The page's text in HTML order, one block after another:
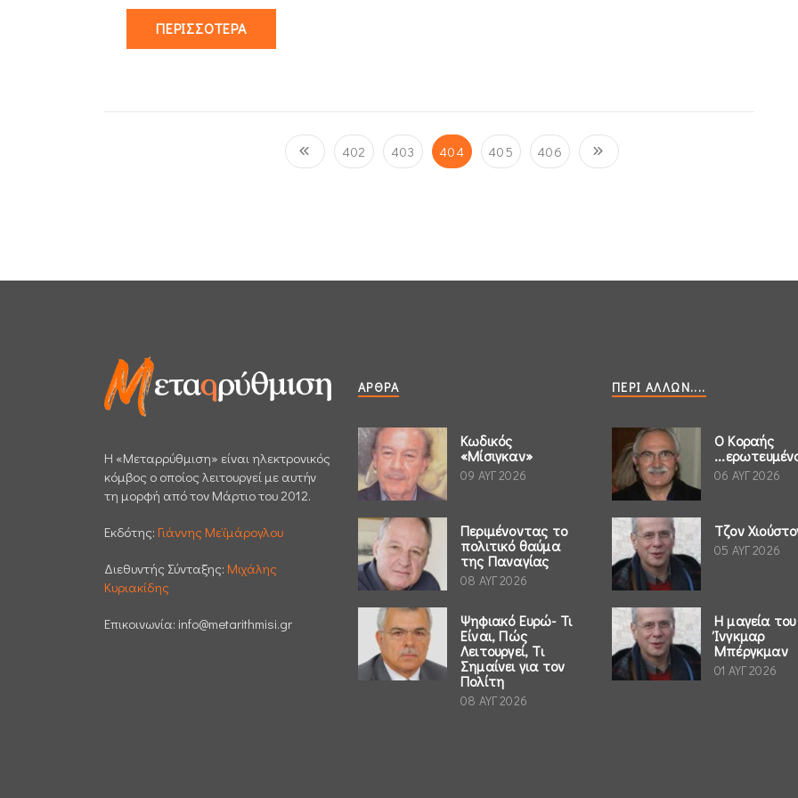
ΠΕΡΙΣΣΌΤΕΡΑ
402 403 404 405 406
H «Μεταρρύθμιση» είναι ηλεκτρονικός
κόμβος ο οποίος λειτουργεί με αυτήν
τη μορφή από τον Μάρτιο του 2012.
Εκδότης: Γιάννης Μεϊμάρογλου
Διεθυντής Σύνταξης: Μιχάλης
Κυριακίδης
Επικοινωνία: info@metarithmisi.gr
ΆΡΘΡΑ
Κωδικός
«Μίσιγκαν»
09 ΑΥΓ 2026
Περιμένοντας το
πολιτικό θαύμα
της Παναγίας
08 ΑΥΓ 2026
Ψηφιακό Ευρώ- Τι
Είναι, Πώς
Λειτουργεί, Τι
Σημαίνει για τον
Πολίτη
08 ΑΥΓ 2026
ΠΕΡΊ ΆΛΛΩΝ....
Ο Κοραής
06 ΑΥΓ 2026
Τζον
05 ΑΥΓ 2026
Η μαγεία του
Ίνγκμαρ
Μπέργκμαν
01 ΑΥΓ 2026